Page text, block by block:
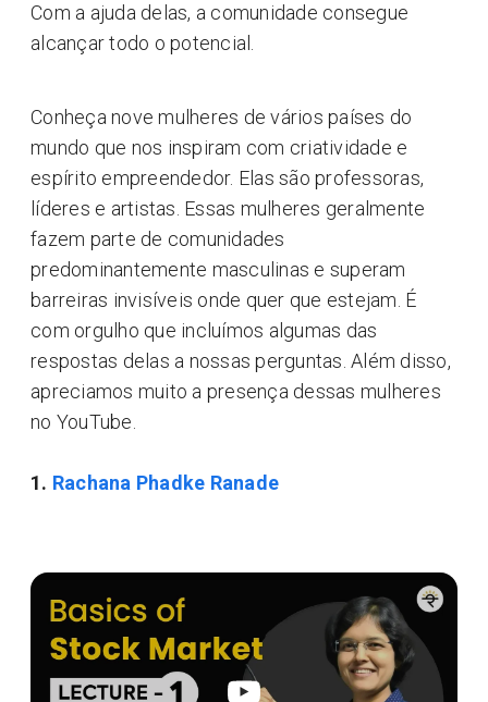
Com a ajuda delas, a comunidade consegue
alcançar todo o potencial.
Conheça nove mulheres de vários países do
mundo que nos inspiram com criatividade e
espírito empreendedor. Elas são professoras,
líderes e artistas. Essas mulheres geralmente
fazem parte de comunidades
predominantemente masculinas e superam
barreiras invisíveis onde quer que estejam. É
com orgulho que incluímos algumas das
respostas delas a nossas perguntas. Além disso,
apreciamos muito a presença dessas mulheres
no YouTube.
1. Rachana Phadke Ranade